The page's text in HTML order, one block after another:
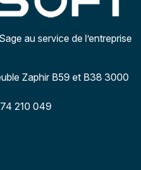
au service de l’entreprise
Zaphir B59 et B38 3000
210 049